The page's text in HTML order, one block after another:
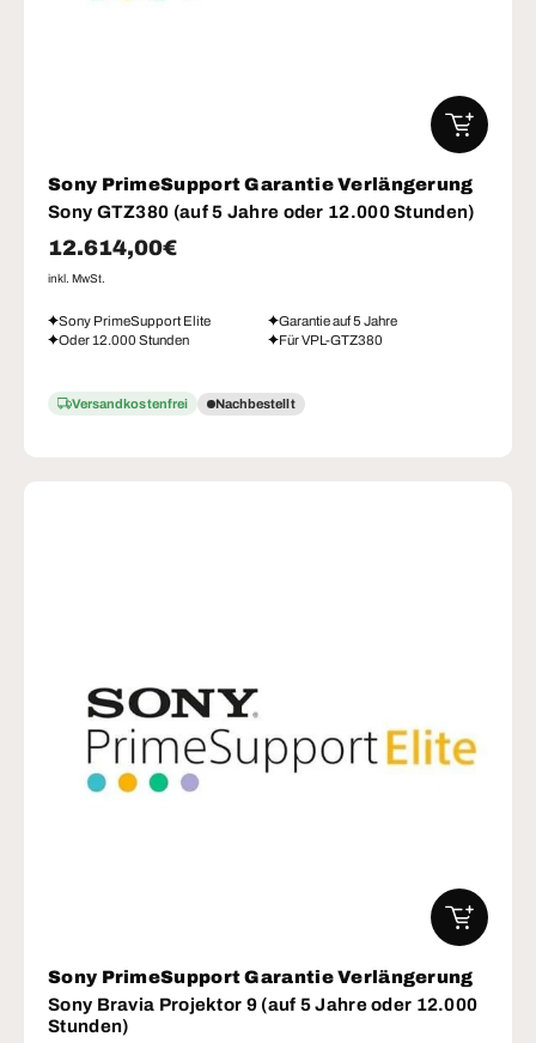
Sony PrimeSupport Garantie Verlängerung
Sony GTZ380 (auf 5 Jahre oder 12.000 Stunden)
Normaler Preis
12.614,00€
inkl. MwSt.
Sony PrimeSupport Elite
Garantie auf 5 Jahre
Oder 12.000 Stunden
Für VPL-GTZ380
Versandkostenfrei Nachbestellt
IN DEN
Sony PrimeSupport Garantie Verlängerung
Sony Bravia Projektor 9 (auf 5 Jahre oder 12.000
Stunden)
IN DEN